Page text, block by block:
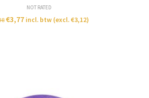
NOT RATED
€3,77 incl. btw (excl.€3,12)